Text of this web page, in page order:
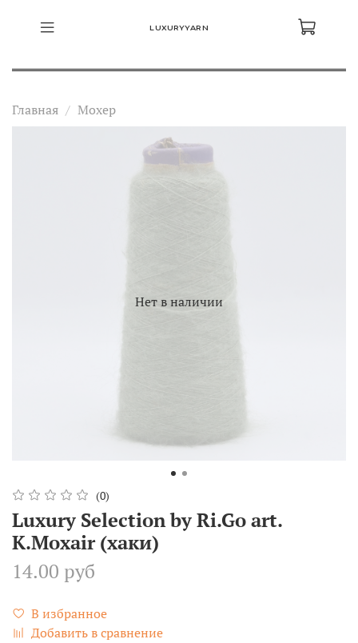
LUXURYYARN
Главная Мохер
Нет в наличии
(0)
Luxury Selection by Ri.Go art.
K.Moxair (хаки)
14.00 руб
В избранное
Добавить в сравнение